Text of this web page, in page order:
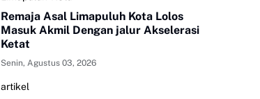
Remaja Asal Limapuluh Kota Lolos
Masuk Akmil Dengan jalur Akselerasi
Ketat
Senin, Agustus 03, 2026
artikel